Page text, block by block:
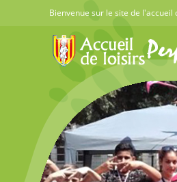
Bienvenue sur le site de